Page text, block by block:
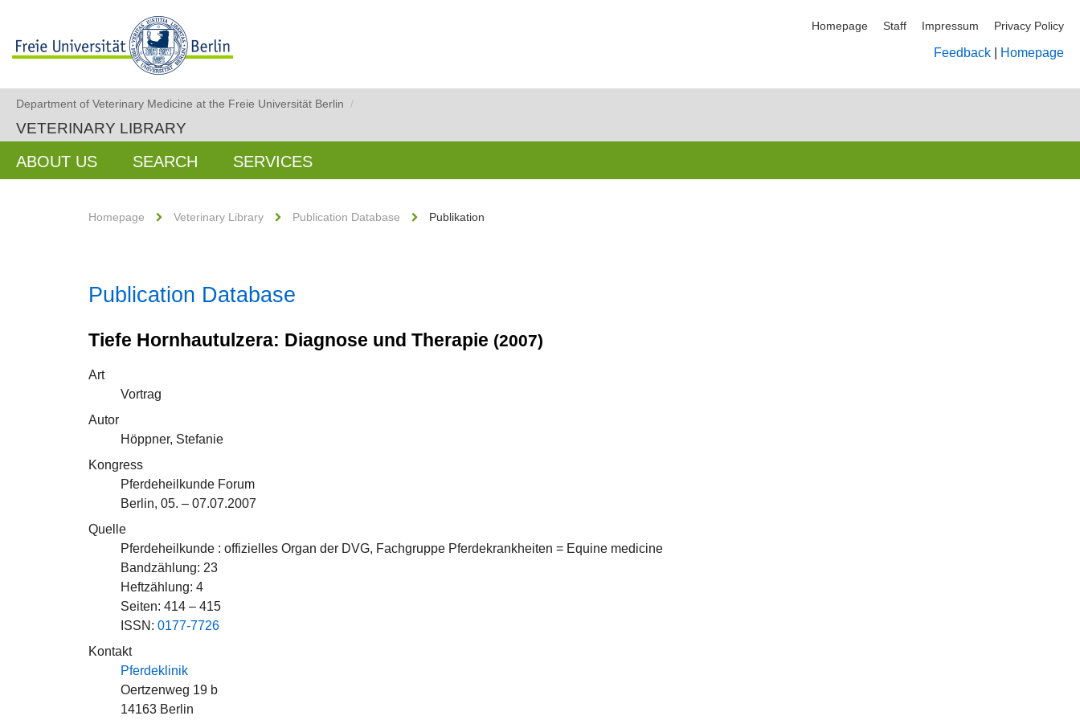
Homepage Staff Impressum Privacy Policy
Feedback Homepage
Department of Veterinary Medicine at the Freie Universität Berlin /
VETERINARY LIBRARY
ABOUT US SEARCH SERVICES
Homepage Veterinary Library Publication Database Publikation
Publication Database
Tiefe Hornhautulzera: Diagnose und Therapie (2007)
Art
Vortrag
Autor
Höppner, Stefanie
Kongress
Pferdeheilkunde Forum
Berlin, 05. – 07.07.2007
Quelle
Pferdeheilkunde : offizielles Organ der DVG, Fachgruppe Pferdekrankheiten = Equine medicine
Bandzählung: 23
Heftzählung: 4
Seiten: 414 – 415
ISSN: 0177-7726
Kontakt
Pferdeklinik
Oertzenweg 19 b
14163 Berlin